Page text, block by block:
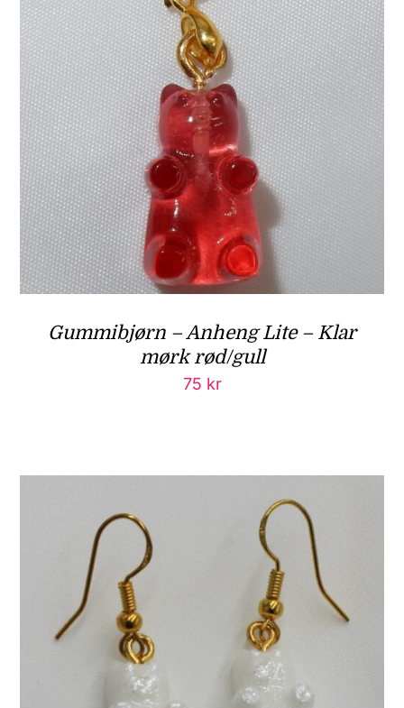
Gummibjørn – Anheng Lite – Klar
mørk rød/gull
75 kr